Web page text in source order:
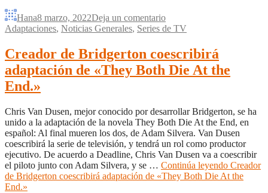
Hana8 marzo, 2022Deja un comentario
Adaptaciones, Noticias Generales, Series de TV
Creador de Bridgerton coescribirá
adaptación de «They Both Die At the
End.»
Chris Van Dusen, mejor conocido por desarrollar Bridgerton, se ha
unido a la adaptación de la novela They Both Die At the End, en
español: Al final mueren los dos, de Adam Silvera. Van Dusen
coescribirá la serie de televisión, y tendrá un rol como productor
ejecutivo. De acuerdo a Deadline, Chris Van Dusen va a coescribir
el piloto junto con Adam Silvera, y se … Continúa leyendo Creador
de Bridgerton coescribirá adaptación de «They Both Die At the
End.»